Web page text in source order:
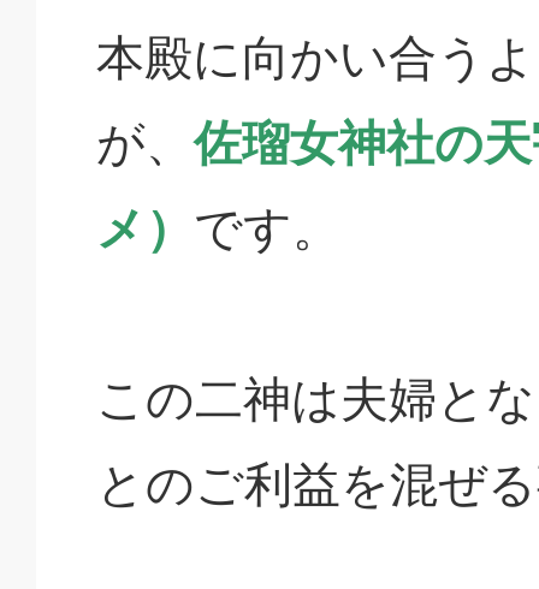
本殿に向かい合う
が、佐瑠女神社の
メ） です。
この二神は夫婦と
とのご利益を混ぜ